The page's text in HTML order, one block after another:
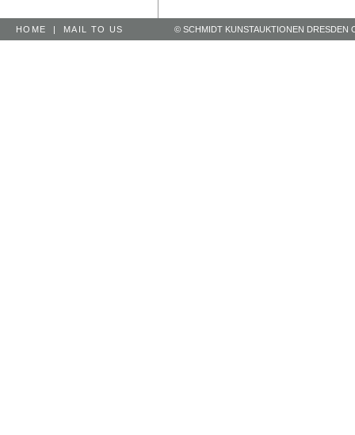
HOME | MAIL TO US © SCHMIDT KUNSTAUKTIONEN DRESDEN